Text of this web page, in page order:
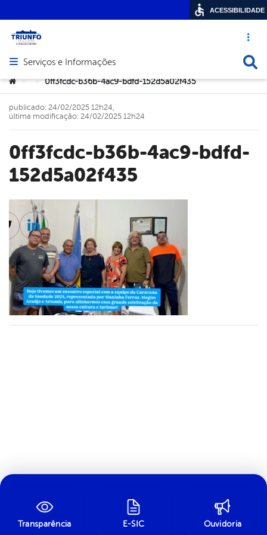
Acesso
Abrir menu principal de navegação
Serviços e Informações
Você está aqui:
> > 0ff3fcdc-b36b-4ac9-bdfd-152d5a02f435
0ff3fcdc-b36b-4ac9-bdfd-
152d5a02f435
publicado: 24/02/2025 12h24,
última modificação: 24/02/2025 12h24
TwitterLinkedin
Transparência E-SIC Ouvidoria
ACESSIBILIDADE